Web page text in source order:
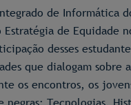
de Informática
de Equidade
desses
que dialogam sobre
os encontros, os